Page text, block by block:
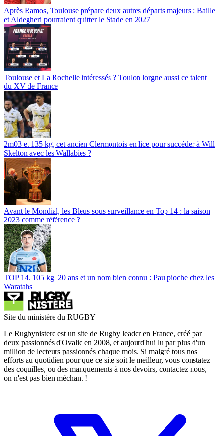
Après Ramos, Toulouse prépare deux autres départs majeurs : Baille
et Aldegheri pourraient quitter le Stade en 2027
Toulouse et La Rochelle intéressés ? Toulon lorgne aussi ce talent
du XV de France
2m03 et 135 kg, cet ancien Clermontois en lice pour succéder à Will
Skelton avec les Wallabies ?
Avant le Mondial, les Bleus sous surveillance en Top 14 : la saison
2023 comme référence ?
TOP 14. 105 kg, 20 ans et un nom bien connu : Pau pioche chez les
Waratahs
Site du ministère du RUGBY
Le Rugbynistere est un site de Rugby leader en France, créé par
deux passionnés d'Ovalie en 2008, et aujourd'hui lu par plus d'un
million de lecteurs passionnés chaque mois. Si malgré tous nos
efforts au quotidien pour que ce site soit le meilleur, vous constatez
des coquilles, ou des manquements à nos devoirs, contactez nous,
on n'est pas bien méchant !